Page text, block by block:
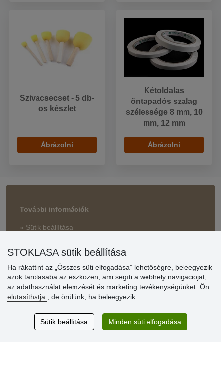
Szivacsecset - 5 db-
os készlet
Ábrázolni
Kétoldalas
öntapadós szalag
szélessége 8 mm, 10
mm, 12 mm
Ábrázolni
További információk
» Sütik beállítása
» Miért szükséges a regisztráció?
» Kedvezmények és jutalmak nagykereskedelmi
vásárlóinknak
» Súgó
STOKLASA sütik beállítása
Ha rákattint az „Összes süti elfogadása” lehetőségre, beleegyezik
azok tárolásába az eszközén, ami segíti a webhely navigációját,
az adathasználat elemzését és marketing tevékenységünket. Ön
elutasíthatja
, de örülünk, ha beleegyezik.
Sütik beállítása Minden süti elfogadása